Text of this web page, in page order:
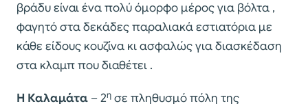
βράδυ είναι ένα πολύ όμορφο μέρος για βόλτα ,
φαγητό στα δεκάδες παραλιακά εστιατόρια με
κάθε είδους κουζίνα κι ασφαλώς για διασκέδαση
στα κλαμπ που διαθέτει .
Η Καλαμάτα – 2η σε πληθυσμό πόλη της